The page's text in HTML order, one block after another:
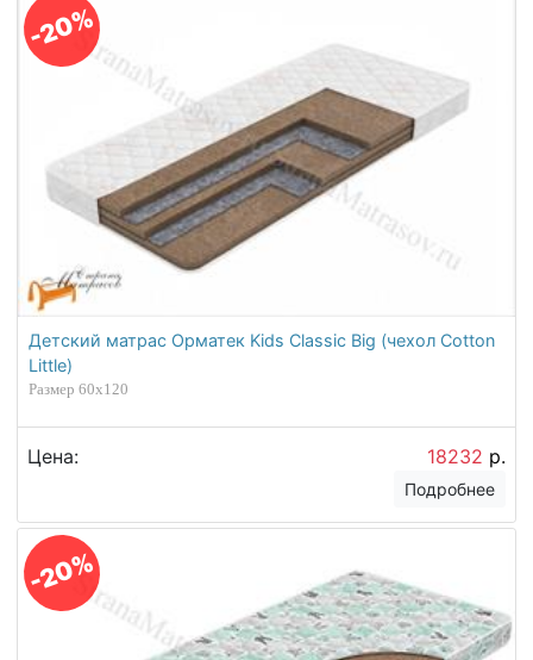
-20%
Детский матрас Орматек Kids Classic Big (чехол Cotton
Little)
Размер 60х120
Цена: 18232 р.
Подробнее
-20%